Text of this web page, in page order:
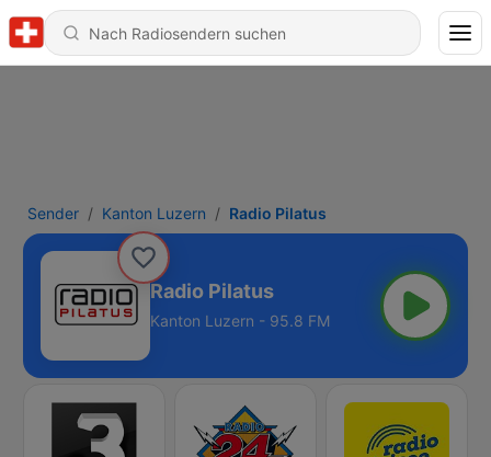
Sender Kanton Luzern Radio Pilatus
Radio Pilatus
Kanton Luzern - 95.8 FM